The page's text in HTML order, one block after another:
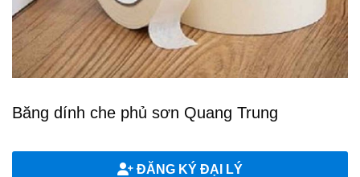
Băng dính che phủ sơn Quang Trung
ĐĂNG KÝ ĐẠI LÝ